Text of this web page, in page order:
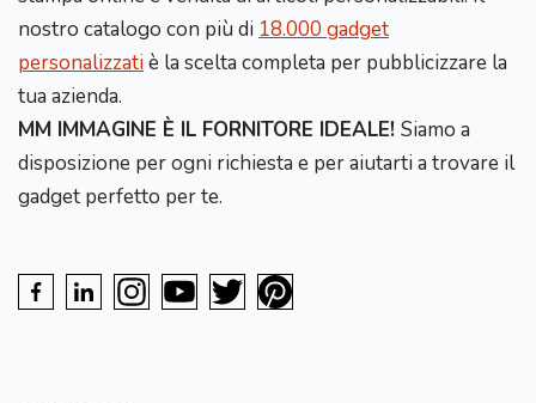
nostro catalogo con più di 18.000 gadget
personalizzatiè la scelta completa per pubblicizzare la
tua azienda.
MM IMMAGINE È IL FORNITORE IDEALE! Siamo a
disposizione per ogni richiesta e per aiutarti a trovare il
gadget perfetto per te.